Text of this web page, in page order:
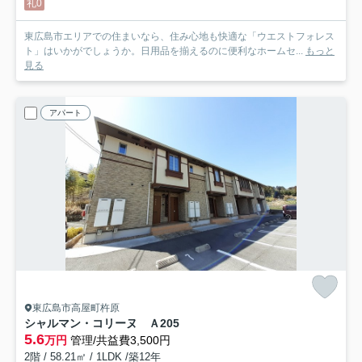
礼0
東広島市エリアでの住まいなら、住み心地も快適な「ウエストフォレス
ト」はいかがでしょうか。日用品を揃えるのに便利なホームセ... もっと
見る
アパート
東広島市高屋町杵原
シャルマン・コリーヌ Ａ205
5.6万円 管理/共益費3,500円
2階 / 58.21㎡ / 1LDK /築12年